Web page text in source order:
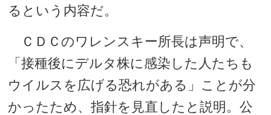
るという内容だ。
ＣＤＣのワレンスキー所長は声明で、
「接種後にデルタ株に感染した人たちも
ウイルスを広げる恐れがある」ことが分
かったため、指針を見直したと説明。公